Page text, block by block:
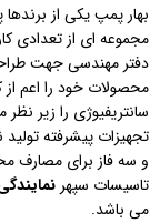
بهار پمپ یکی از برندها
مجموعه ای از تعدادی
دفتر مهندسی جهت
محصولات خود را اعم
سانتریفیوژی را زیر
تجهیزات پیشرفته
و سه فاز برای مصارف
تاسیسات سپهر
می باشد.